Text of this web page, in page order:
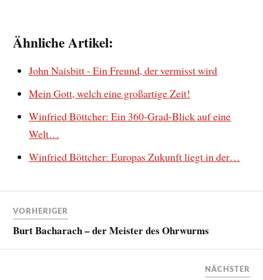
Ähnliche Artikel:
John Naisbitt - Ein Freund, der vermisst wird
Mein Gott, welch eine großartige Zeit!
Winfried Böttcher: Ein 360-Grad-Blick auf eine
Welt…
Winfried Böttcher: Europas Zukunft liegt in der…
VORHERIGER
Burt Bacharach – der Meister des Ohrwurms
NÄCHSTER